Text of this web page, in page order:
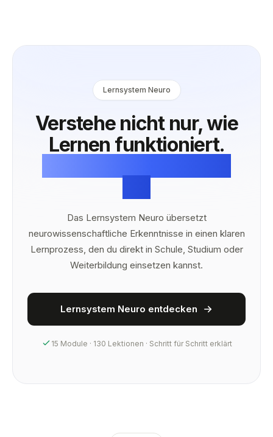
Lernsystem Neuro
Verstehe nicht nur, wie
Lernen funktioniert.
Das Lernsystem Neuro übersetzt
neurowissenschaftliche Erkenntnisse in einen klaren
Lernprozess, den du direkt in Schule, Studium oder
Weiterbildung einsetzen kannst.
Lernsystem Neuro entdecken
15 Module · 130 Lektionen · Schritt für Schritt erklärt